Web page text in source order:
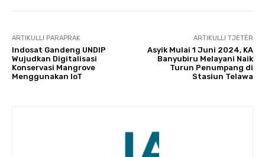
ARTIKULLI PARAPRAK
Indosat Gandeng UNDIP
Wujudkan Digitalisasi
Konservasi Mangrove
Menggunakan IoT
ARTIKULLI TJETËR
Asyik Mulai 1 Juni 2024, KA
Banyubiru Melayani Naik
Turun Penumpang di
Stasiun Telawa